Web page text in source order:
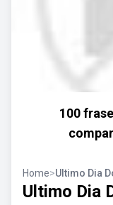
100
Home>Ultimo Dia
Ultimo Dia